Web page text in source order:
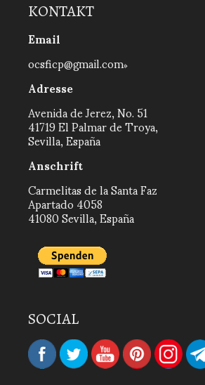
KONTAKT
Email
ocsficp@gmail.com
Adresse
Avenida de Jerez, No. 51
41719 El Palmar de Troya,
Sevilla, España
Anschrift
Carmelitas de la Santa Faz
Apartado 4058
41080 Sevilla, España
SOCIAL